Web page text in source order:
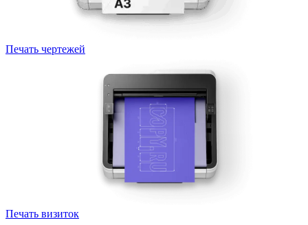
Печать чертежей
Печать визиток